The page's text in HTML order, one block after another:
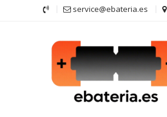
service@ebateria.es